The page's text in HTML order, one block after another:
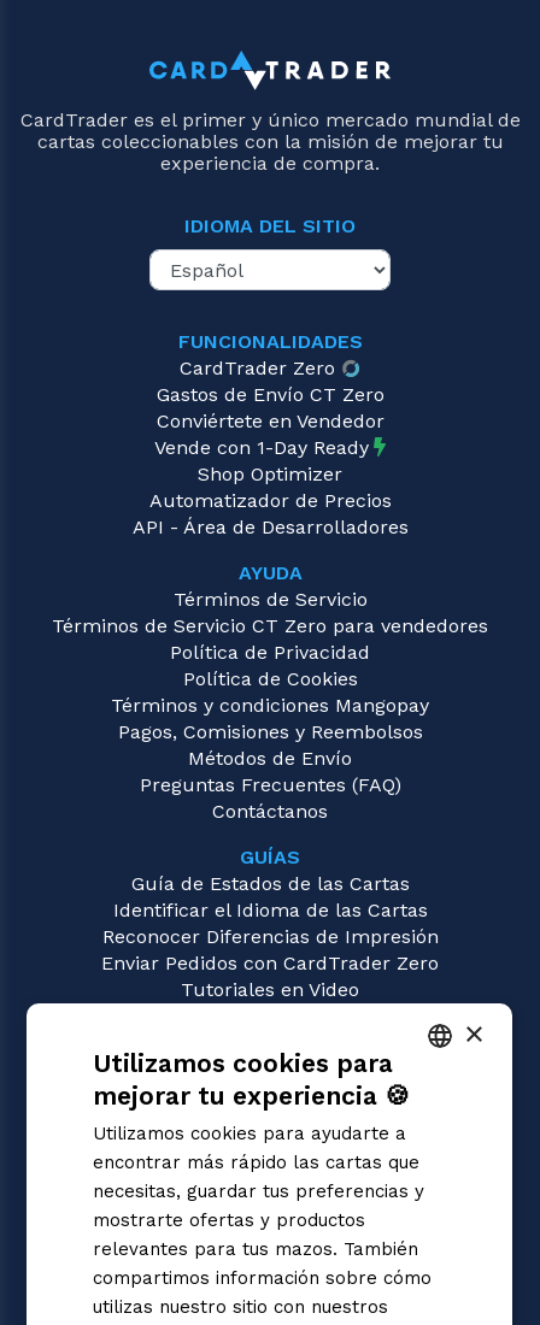
CardTrader es el primer y único mercado mundial de
cartas coleccionables con la misión de mejorar tu
experiencia de compra.
IDIOMA DEL SITIO
FUNCIONALIDADES
CardTrader Zero
Gastos de Envío CT Zero
Conviértete en Vendedor
Vende con 1-Day Ready
Shop Optimizer
Automatizador de Precios
API - Área de Desarrolladores
AYUDA
Términos de Servicio
Términos de Servicio CT Zero para vendedores
Política de Privacidad
Política de Cookies
Términos y condiciones Mangopay
Pagos, Comisiones y Reembolsos
Métodos de Envío
Preguntas Frecuentes (FAQ)
Contáctanos
GUÍAS
Guía de Estados de las Cartas
Identificar el Idioma de las Cartas
Reconocer Diferencias de Impresión
Enviar Pedidos con CardTrader Zero
Tutoriales en Video
Pokémon
Magic: the Gathering
Yu-Gi-Oh!
Flesh and Blood
Digimon
One Piece
Dragon Ball Super
Cardfight!! Vanguard
Disney Lorcana
Star Wars Unlimited
ITALIAN
×
Utilizamos cookies para
mejorar tu experiencia 🍪
Utilizamos cookies para ayudarte a
encontrar más rápido las cartas que
necesitas, guardar tus preferencias y
mostrarte ofertas y productos
relevantes para tus mazos. También
compartimos información sobre cómo
utilizas nuestro sitio con nuestros